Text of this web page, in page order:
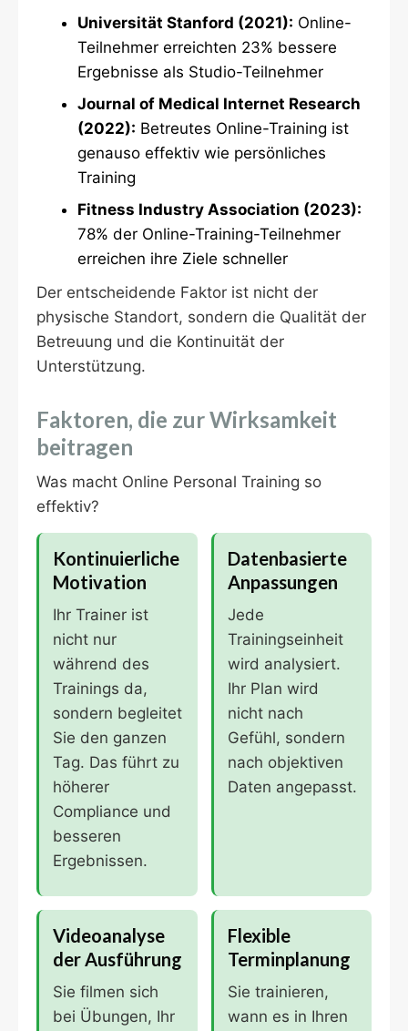
Universität Stanford (2021): Online-
Teilnehmer erreichten 23% bessere
Ergebnisse als Studio-Teilnehmer
Journal of Medical Internet Research
(2022): Betreutes Online-Training ist
genauso effektiv wie persönliches
Training
Fitness Industry Association (2023):
78% der Online-Training-Teilnehmer
erreichen ihre Ziele schneller
Der entscheidende Faktor ist nicht der
physische Standort, sondern die Qualität der
Betreuung und die Kontinuität der
Unterstützung.
Faktoren, die zur Wirksamkeit
beitragen
Was macht Online Personal Training so
effektiv?
Kontinuierliche
Motivation
Ihr Trainer ist
nicht nur
während des
Trainings da,
sondern begleitet
Sie den ganzen
Tag. Das führt zu
höherer
Compliance und
besseren
Ergebnissen.
Datenbasierte
Anpassungen
Jede
Trainingseinheit
wird analysiert.
Ihr Plan wird
nicht nach
Gefühl, sondern
nach objektiven
Daten angepasst.
Videoanalyse
der Ausführung
Sie filmen sich
bei Übungen, Ihr
Flexible
Terminplanung
Sie trainieren,
wann es in Ihren